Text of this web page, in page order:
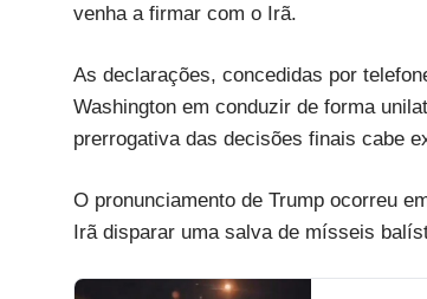
venha a firmar com o Irã.
As declarações, concedidas por
Washington em conduzir de forma
prerrogativa das decisões finais cabe
O pronunciamento de Trump ocorreu
Irã disparar uma salva de mísseis